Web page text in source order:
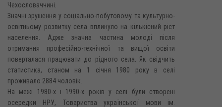
Чехословаччині.
Значні зрушення у соціально-побутовому та культурно-
освітньому розвитку села вплинуло на кількісний ріст
населення. Адже значна частина молоді після
отримання професійно-технічної та вищої освіти
поверталася працювати до рідного села. Як свідчить
статистика, станом на 1 січня 1980 року в селі
проживало 2884 чоловік.
На межі 1980-х і 1990-х років у селі були створені
осередки НРУ, Товариства української мови ім.